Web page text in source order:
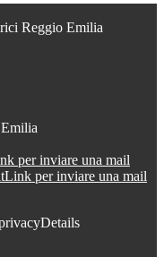
Reggio Emilia
per inviare una mail
Link per inviare una mail